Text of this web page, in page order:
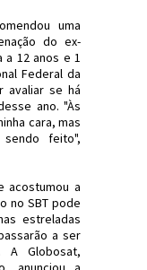
uma
do ex-
a 12 anos e 1
Federal da
avaliar se há
ano. "Às
cara, mas
feito",
acostumou a
no SBT pode
estreladas
a ser
A Globosat,